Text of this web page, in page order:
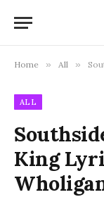
Home » All »
ALL
King